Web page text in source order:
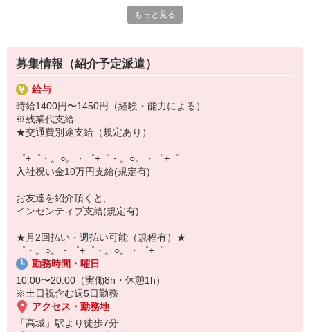
事務、経理、データ入力、コールセンター、受付
機械/食品製造・梱包・仕分け・加工・組立・検査
▼美容系
眉毛サロンのアイブロウ・ネイリスト・エステ
▼営業・販売
法人営業・アパレル販売・個別指導塾・人材紹介
▼人気案件も多数♪
短期・期間限定・オープニング・官公庁案件
上場/優良/大手企業など
【スマホ面接実施中】
￣￣￣￣￣￣￣￣￣
自宅に居ながらスマホでカンタン面接OK！
オンライン面談なのでスピード対応。
即日登録もOK♪
気になった方はお気軽にご相談ください！
※未経験大歓迎、幅広い年齢層活躍！
もっと見る
募集情報（紹介予定派遣）
給与
時給1400円〜1450円（経験・能力による）
※残業代支給
★交通費別途支給（規定あり）
゜+゜・。○。・゜+゜・。○。・゜+゜
入社祝い金10万円支給(規定有)
お友達を紹介頂くと,
インセンティブ支給(規定有)
★月2回払い・週払い可能（規程有）★
゜・。○。・゜+゜・。○。・゜+゜
勤務時間・曜日
10:00〜20:00（実働8h・休憩1h）
※土日祝含む週5日勤務
アクセス・勤務地
「高城」駅より徒歩7分